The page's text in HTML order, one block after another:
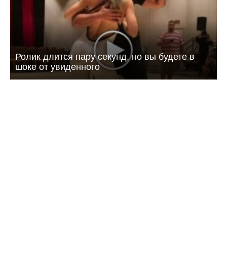
Ролик длится пару секунд, но вы будете в
шоке от увиденного